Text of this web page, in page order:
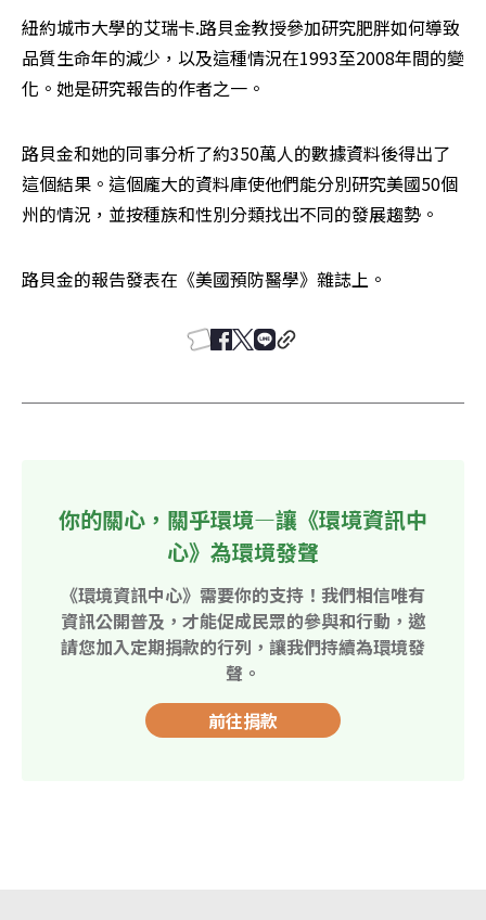
紐約城市大學的艾瑞卡.路貝金教授參加研究肥胖如何導致
品質生命年的減少，以及這種情況在1993至2008年間的變
化。她是研究報告的作者之一。
路貝金和她的同事分析了約350萬人的數據資料後得出了
這個結果。這個龐大的資料庫使他們能分別研究美國50個
州的情況，並按種族和性別分類找出不同的發展趨勢。
路貝金的報告發表在《美國預防醫學》雜誌上。
你的關心，關乎環境—讓《環境資訊中
心》為環境發聲
《環境資訊中心》需要你的支持！我們相信唯有
資訊公開普及，才能促成民眾的參與和行動，邀
請您加入定期捐款的行列，讓我們持續為環境發
聲。
前往捐款